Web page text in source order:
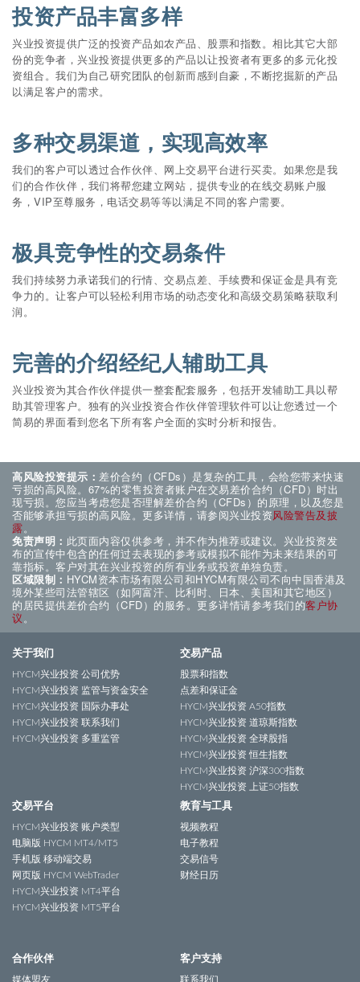
投资产品丰富多样
兴业投资提供广泛的投资产品如农产品、股票和指数。相比其它大部
份的竞争者，兴业投资提供更多的产品以让投资者有更多的多元化投
资组合。我们为自己研究团队的创新而感到自豪，不断挖掘新的产品
以满足客户的需求。
多种交易渠道，实现高效率
我们的客户可以透过合作伙伴、网上交易平台进行买卖。如果您是我
们的合作伙伴，我们将帮您建立网站，提供专业的在线交易账户服
务，VIP至尊服务，电话交易等等以满足不同的客户需要。
极具竞争性的交易条件
我们持续努力承诺我们的行情、交易点差、手续费和保证金是具有竞
争力的。让客户可以轻松利用市场的动态变化和高级交易策略获取利
润。
完善的介绍经纪人辅助工具
兴业投资为其合作伙伴提供一整套配套服务，包括开发辅助工具以帮
助其管理客户。独有的兴业投资合作伙伴管理软件可以让您透过一个
简易的界面看到您名下所有客户全面的实时分析和报告。
高风险投资提示： 差价合约（CFDs）是复杂的工具，会给您带来快速
亏损的高风险。67%的零售投资者账户在交易差价合约（CFD）时出
现亏损。您应当考虑您是否理解差价合约（CFDs）的原理，以及您是
否能够承担亏损的高风险。更多详情，请参阅兴业投资风险警告及披
露。
免责声明： 此页面内容仅供参考，并不作为推荐或建议。兴业投资发
布的宣传中包含的任何过去表现的参考或模拟不能作为未来结果的可
靠指标。客户对其在兴业投资的所有业务或投资单独负责。
区域限制： HYCM资本市场有限公司和HYCM有限公司不向中国香港及
境外某些司法管辖区（如阿富汗、比利时、日本、美国和其它地区）
的居民提供差价合约（CFD）的服务。更多详情请参考我们的客户协
议。
关于我们
HYCM兴业投资 公司优势
HYCM兴业投资 监管与资金安全
HYCM兴业投资 国际办事处
HYCM兴业投资 联系我们
HYCM兴业投资 多重监管
交易产品
股票和指数
点差和保证金
HYCM兴业投资 A50指数
HYCM兴业投资 道琼斯指数
HYCM兴业投资 全球股指
HYCM兴业投资 恒生指数
HYCM兴业投资 沪深300指数
HYCM兴业投资 上证50指数
交易平台
HYCM兴业投资 账户类型
电脑版 HYCM MT4/MT5
手机版 移动端交易
网页版 HYCM WebTrader
HYCM兴业投资 MT4平台
HYCM兴业投资 MT5平台
教育与工具
视频教程
电子教程
交易信号
财经日历
合作伙伴
媒体盟友
客户支持
联系我们